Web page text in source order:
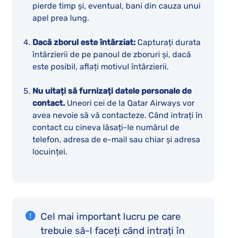
pierde timp și, eventual, bani din cauza unui
apel prea lung.
Dacă zborul este întârziat: Capturați durata
întârzierii de pe panoul de zboruri și, dacă
este posibil, aflați motivul întârzierii.
Nu uitați să furnizați datele personale de
contact. Uneori cei de la Qatar Airways vor
avea nevoie să vă contacteze. Când intrați în
contact cu cineva lăsați-le numărul de
telefon, adresa de e-mail sau chiar și adresa
locuinței.
Cel mai important lucru pe care
trebuie să-l faceți când intrați în